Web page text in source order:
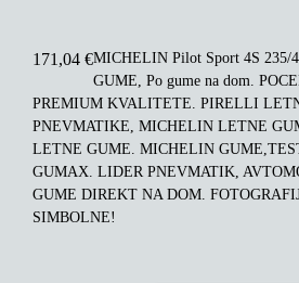
171,04 €MICHELIN Pilot Sport 4S 235/
GUME, Po gume na dom.
PREMIUM KVALITETE. PIRELLI
PNEVMATIKE, MICHELIN LETNE
LETNE GUME. MICHELIN
GUMAX. LIDER PNEVMATIK,
GUME DIREKT NA DOM.
SIMBOLNE!